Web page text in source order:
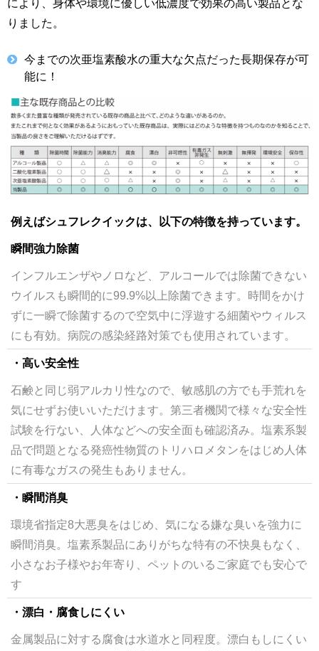
により、身体や環境に優しい低濃度で効果の高い製品とな
りました。
今までの次亜塩素酸水の重大な欠点だった長期保存が可
能に！
例えばシュフレクイックは、以下の特徴を持っています。
瞬間強力除菌
インフルエンザやノロなど、アルコールでは除菌できない
ウイルスも瞬間的に99.9%以上除菌できます。時間をかけ
ずに一瞬で除菌するので空気中に浮遊する細菌やウィルス
にも有効。病院の感染経路対策でも使用されています。
・高い安全性
石鹸と同じ弱アルカリ性なので、敏感肌の方でも手荒れを
気にせずお使いいただけます。第三者機関で様々な安全性
試験を行ない、人体などへの安全面も確認済み。塩素系製
品で問題となる発癌性物質のトリハロメタンをはじめ人体
に有毒なガスの発生もありません。
・瞬間消臭
環境省指定8大悪臭をはじめ、気になる嫌な臭いを強力に
瞬間消臭。塩素系製品にありがちな特有の不快臭もなく、
小さなお子様やお年寄り、ペットのいるご家庭でも安心で
す
・漂白・腐食しにくい
金属製品に対する腐食は水道水と同程度。漂白もしにくい